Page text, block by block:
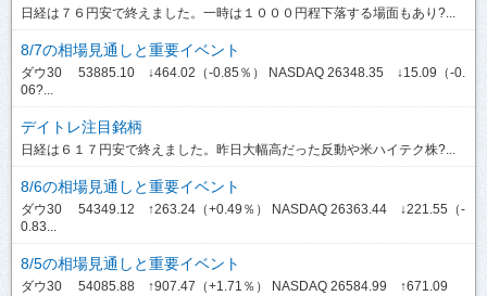
日経は７６円安で終えました。一時は１０００円程下落する場面もあり?...
8/7の相場見通しと重要イベント
ダウ30 53885.10 ↓464.02（-0.85％） NASDAQ 26348.35 ↓15.09（-0.
06?...
デイトレ注目銘柄
日経は６１７円安で終えました。昨日大幅高だった反動や米ハイテク株?...
8/6の相場見通しと重要イベント
ダウ30 54349.12 ↑263.24（+0.49％） NASDAQ 26363.44 ↓221.55（-
0.83...
8/5の相場見通しと重要イベント
ダウ30 54085.88 ↑907.47（+1.71％） NASDAQ 26584.99 ↑671.09